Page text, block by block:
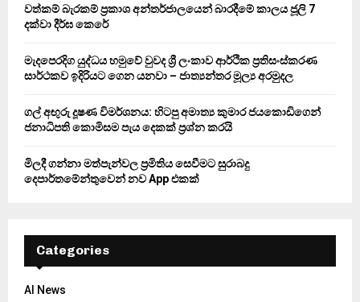
වත්කම් බැරකම් ප්‍රකාශ අන්තර්ජාලයෙන් බාරදීමේ කාලය ජූලි 7
දක්වා දීර්ඝ කෙරේ
මැදපෙරදිග යුද්ධය හමුවේ වුවද ශ්‍රී ලංකාව ආර්ථික ප්‍රතිසංස්කරණ
සාර්ථකව ඉදිරියට ගෙන යනවා – ජාත්‍යන්තර මූල්‍ය අරමුදල
ගල් අඟුරු දූෂණ විමර්ශනය: හිටපු අමාත්‍ය කුමාර ජයකොඩිගෙන්
ජනාධිපති කොමිසම පැය දෙකක් ප්‍රශ්න කරයි
මිලදී ගන්නා මත්පැන්වල ප්‍රමිතිය සෙවීමට සුරාබදු
දෙපාර්තමේන්තුවෙන් නව App එකක්
Categories
AI News